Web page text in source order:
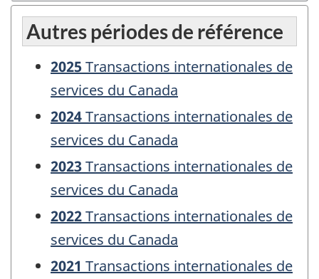
Autres périodes de référence
2025Transactions internationales de
services du Canada
2024Transactions internationales de
services du Canada
2023Transactions internationales de
services du Canada
2022Transactions internationales de
services du Canada
2021 Transactions internationales de